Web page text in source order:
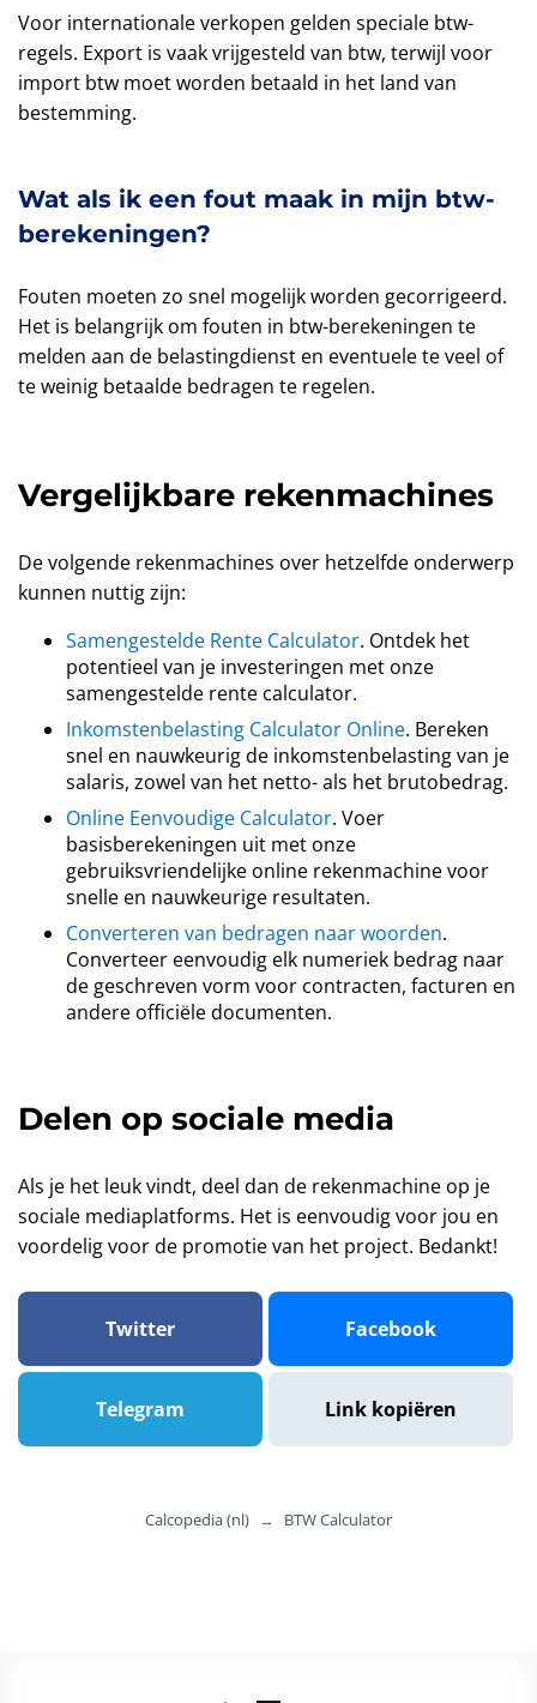
Voor internationale verkopen gelden speciale btw-
regels. Export is vaak vrijgesteld van btw, terwijl voor
import btw moet worden betaald in het land van
bestemming.
Wat als ik een fout maak in mijn btw-
berekeningen?
Fouten moeten zo snel mogelijk worden gecorrigeerd.
Het is belangrijk om fouten in btw-berekeningen te
melden aan de belastingdienst en eventuele te veel of
te weinig betaalde bedragen te regelen.
Vergelijkbare rekenmachines
De volgende rekenmachines over hetzelfde onderwerp
kunnen nuttig zijn:
Samengestelde Rente Calculator. Ontdek het
potentieel van je investeringen met onze
samengestelde rente calculator.
Inkomstenbelasting Calculator Online. Bereken
snel en nauwkeurig de inkomstenbelasting van je
salaris, zowel van het netto- als het brutobedrag.
Online Eenvoudige Calculator. Voer
basisberekeningen uit met onze
gebruiksvriendelijke online rekenmachine voor
snelle en nauwkeurige resultaten.
Converteren van bedragen naar woorden.
Converteer eenvoudig elk numeriek bedrag naar
de geschreven vorm voor contracten, facturen en
andere officiële documenten.
Delen op sociale media
Als je het leuk vindt, deel dan de rekenmachine op je
sociale mediaplatforms. Het is eenvoudig voor jou en
voordelig voor de promotie van het project. Bedankt!
Twitter Facebook
Telegram Link kopiëren
Calcopedia (nl) → BTW Calculator